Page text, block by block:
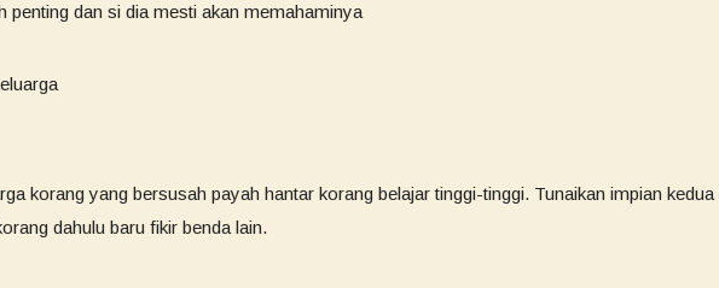
penting dan si dia mesti akan memahaminya
korang yang bersusah payah hantar korang belajar tinggi-tinggi. Tunaikan impian kedua
dahulu baru fikir benda lain.